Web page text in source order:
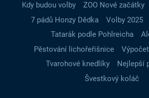
Kdy budou volby
ZOO Nové začátky
7 pádů Honzy Dědka
Volby 2025
Tatarák podle Pohlreicha
Pěstování lichořeřišnice
Tvarohové knedlíky
Nejlepší
Švestkový koláč